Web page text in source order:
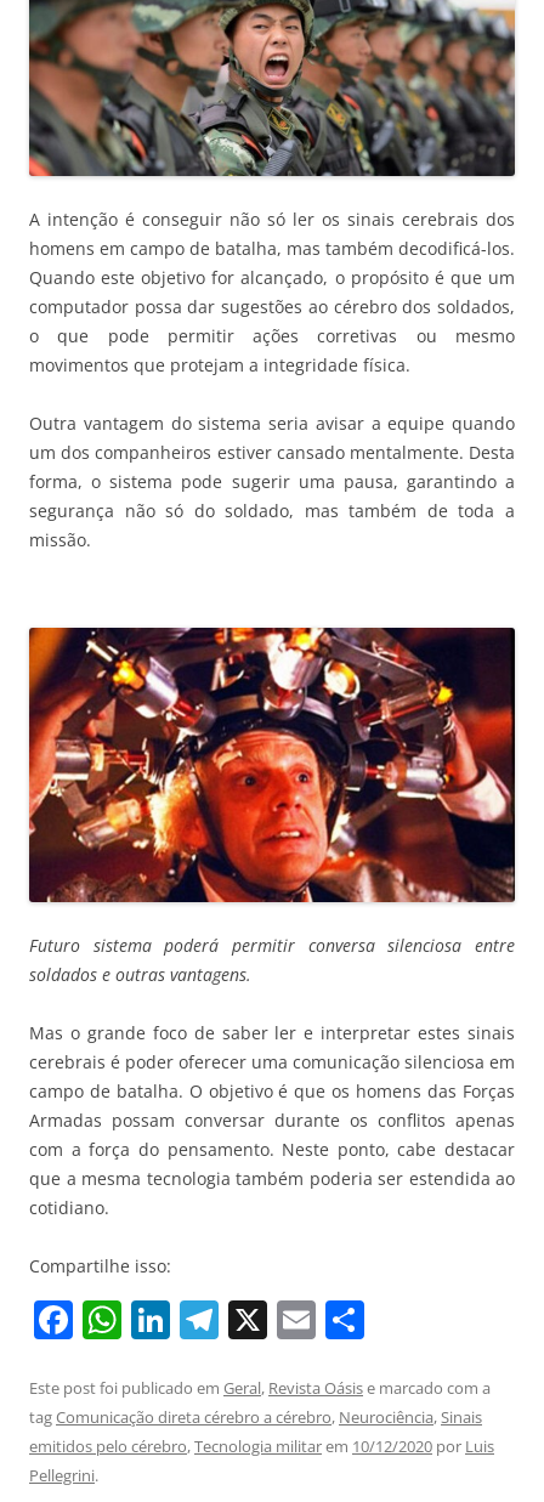
A intenção é conseguir não só ler os sinais cerebrais dos
homens em campo de batalha, mas também decodificá-los.
Quando este objetivo for alcançado, o propósito é que um
computador possa dar sugestões ao cérebro dos soldados,
o que pode permitir ações corretivas ou mesmo
movimentos que protejam a integridade física.
Outra vantagem do sistema seria avisar a equipe quando
um dos companheiros estiver cansado mentalmente. Desta
forma, o sistema pode sugerir uma pausa, garantindo a
segurança não só do soldado, mas também de toda a
missão.
Futuro sistema poderá permitir conversa silenciosa entre
soldados e outras vantagens.
Mas o grande foco de saber ler e interpretar estes sinais
cerebrais é poder oferecer uma comunicação silenciosa em
campo de batalha. O objetivo é que os homens das Forças
Armadas possam conversar durante os conflitos apenas
com a força do pensamento. Neste ponto, cabe destacar
que a mesma tecnologia também poderia ser estendida ao
cotidiano.
Compartilhe isso:
F
c
e
b
W
at
s
Li
k
e
T
e
gr
X E
ai
l
ar
e
Este post foi publicado em Geral, Revista Oásise marcado com a
tagComunicação direta cérebro a cérebro, Neurociência,Sinais
emitidos pelo cérebro,Tecnologia militarem 10/12/2020 por Luis
Pellegrini.